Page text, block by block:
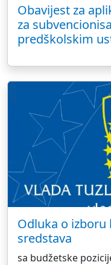
Obavijest za
za
predškolskim
Odluka o
sredstava
sa budžetske